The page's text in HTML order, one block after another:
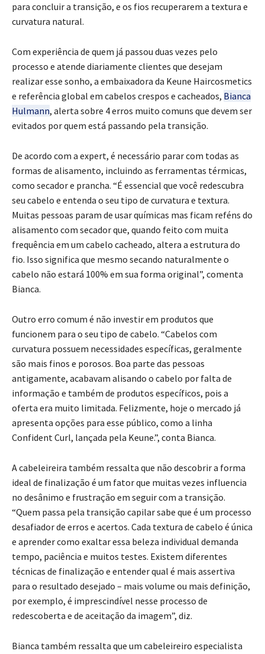
para concluir a transição, e os fios recuperarem a textura e
curvatura natural.
Com experiência de quem já passou duas vezes pelo
processo e atende diariamente clientes que desejam
realizar esse sonho, a embaixadora da Keune Haircosmetics
e referência global em cabelos crespos e cacheados, Bianca
Hulmann, alerta sobre 4 erros muito comuns que devem ser
evitados por quem está passando pela transição.
De acordo com a expert, é necessário parar com todas as
formas de alisamento, incluindo as ferramentas térmicas,
como secador e prancha. “É essencial que você redescubra
seu cabelo e entenda o seu tipo de curvatura e textura.
Muitas pessoas param de usar químicas mas ficam reféns do
alisamento com secador que, quando feito com muita
frequência em um cabelo cacheado, altera a estrutura do
fio. Isso significa que mesmo secando naturalmente o
cabelo não estará 100% em sua forma original”, comenta
Bianca.
Outro erro comum é não investir em produtos que
funcionem para o seu tipo de cabelo. “Cabelos com
curvatura possuem necessidades específicas, geralmente
são mais finos e porosos. Boa parte das pessoas
antigamente, acabavam alisando o cabelo por falta de
informação e também de produtos específicos, pois a
oferta era muito limitada. Felizmente, hoje o mercado já
apresenta opções para esse público, como a linha
Confident Curl, lançada pela Keune.”, conta Bianca.
A cabeleireira também ressalta que não descobrir a forma
ideal de finalização é um fator que muitas vezes influencia
no desânimo e frustração em seguir com a transição.
“Quem passa pela transição capilar sabe que é um processo
desafiador de erros e acertos. Cada textura de cabelo é única
e aprender como exaltar essa beleza individual demanda
tempo, paciência e muitos testes. Existem diferentes
técnicas de finalização e entender qual é mais assertiva
para o resultado desejado – mais volume ou mais definição,
por exemplo, é imprescindível nesse processo de
redescoberta e de aceitação da imagem”, diz.
Bianca também ressalta que um cabeleireiro especialista